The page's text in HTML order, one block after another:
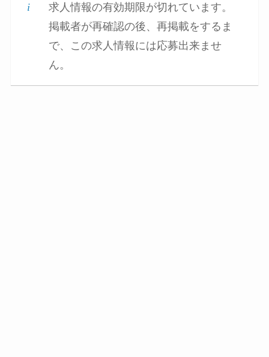
求人情報の有効期限が切れています。
掲載者が再確認の後、再掲載をするま
で、この求人情報には応募出来ませ
ん。